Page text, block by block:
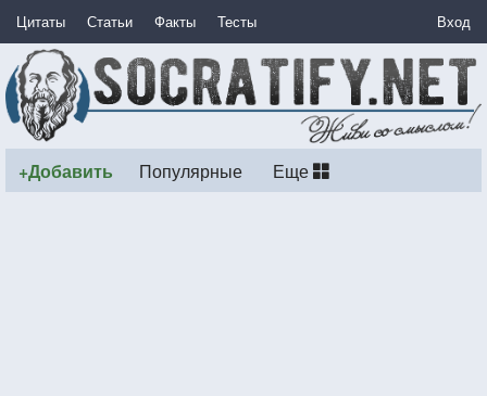
Цитаты Статьи Факты Тесты Вход
+Добавить Популярные Еще